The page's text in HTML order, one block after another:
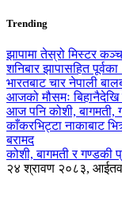
Trending
झापामा तेस्रो मिस्टर
शनिबार झापासहित
भारतबाट चार नेपाली
आजको मौसमः बिहानैदेखि
आज पनि कोशी, बागमती,
काँकरभिट्टा नाकाबाट
बरामद
कोशी, बागमती र गण्डकी
२४ श्रावण २०८३,